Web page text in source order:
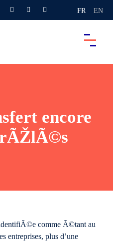
FR EN
encore
comme Ã©tant au
entreprises, plus d’une